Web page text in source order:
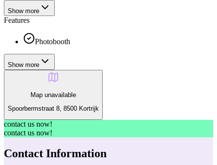
Show more
Features
Photobooth
Show more
Map unavailable
Spoorbermstraat 8, 8500 Kortrijk
contact us now!
contact us now!
Contact Information